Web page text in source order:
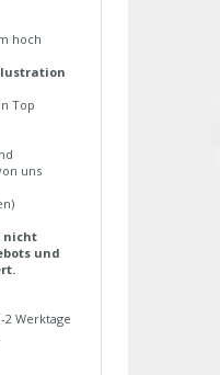
hoch
Top
uns
nicht
und
Werktage